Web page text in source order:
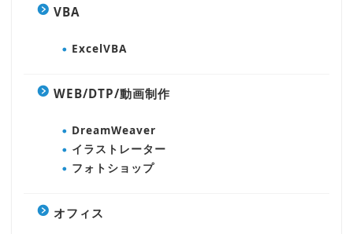
VBA
ExcelVBA
WEB/DTP/動画制作
DreamWeaver
イラストレーター
フォトショップ
オフィス